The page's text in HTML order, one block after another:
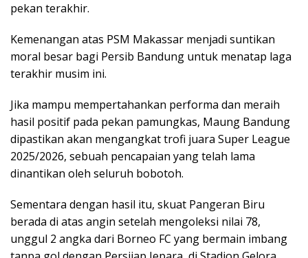
pekan terakhir.
Kemenangan atas PSM Makassar menjadi suntikan
moral besar bagi Persib Bandung untuk menatap laga
terakhir musim ini.
Jika mampu mempertahankan performa dan meraih
hasil positif pada pekan pamungkas, Maung Bandung
dipastikan akan mengangkat trofi juara Super League
2025/2026, sebuah pencapaian yang telah lama
dinantikan oleh seluruh bobotoh.
Sementara dengan hasil itu, skuat Pangeran Biru
berada di atas angin setelah mengoleksi nilai 78,
unggul 2 angka dari Borneo FC yang bermain imbang